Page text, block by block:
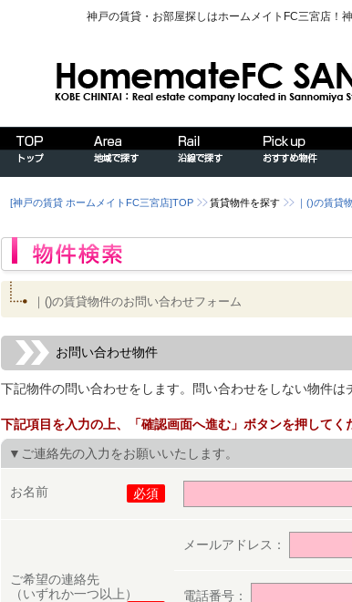
神戸の賃貸・お部屋探しはホームメイトFC三宮店！
[神戸の賃貸 ホームメイトFC三宮店]TOP 賃貸物件を探す ｜()の賃貸
｜()の賃貸物件のお問い合わせフォーム
お問い合わせ物件
下記物件の問い合わせをします。問い合わせをしない物件は
下記項目を入力の上、「確認画面へ進む」ボタンを押してく
▼ご連絡先の入力をお願いいたします。
お名前 必須
ご希望の連絡先
（いずれか一つ以上）
メールアドレス：
電話番号：